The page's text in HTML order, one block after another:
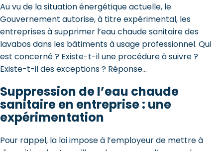
Au vu de la situation énergétique actuelle, le
Gouvernement autorise, à titre expérimental, les
entreprises à supprimer l’eau chaude sanitaire des
lavabos dans les bâtiments à usage professionnel. Qui
est concerné ? Existe-t-il une procédure à suivre ?
Existe-t-il des exceptions ? Réponse…
Suppression de l’eau chaude
sanitaire en entreprise : une
expérimentation
Pour rappel, la loi impose à l’employeur de mettre à